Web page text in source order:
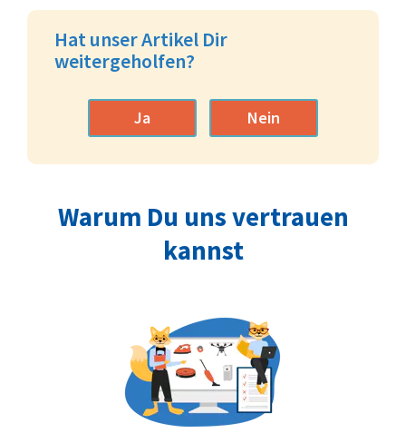
Hat unser Artikel Dir
weitergeholfen?
Ja Nein
Warum Du uns vertrauen
kannst